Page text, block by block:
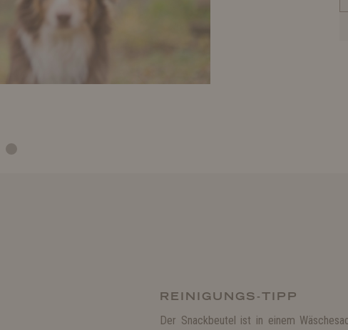
REINIGUNGS-TIPP
Der Snackbeutel ist in einem